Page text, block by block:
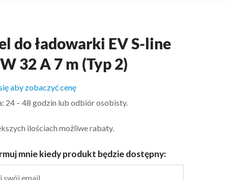
do ładowarki EV S-line
32 A 7 m (Typ 2)
aby zobaczyć cenę
24 – 48 godzin lub odbiór osobisty.
ilościach możliwe rabaty.
mnie kiedy produkt będzie dostępny: